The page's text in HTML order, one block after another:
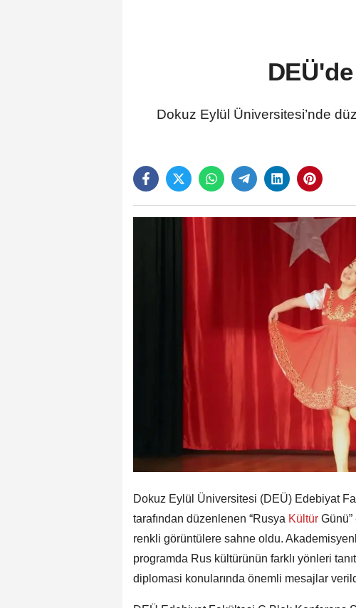
Dokuz Eylül Üniversitesi’nde
Dokuz Eylül Üniversitesi (DEÜ) Edebiyat
tarafından düzenlenen “Rusya Kültür
renkli görüntülere sahne oldu.
programda Rus kültürünün farklı yönleri
diplomasi konularında önemli mesajlar